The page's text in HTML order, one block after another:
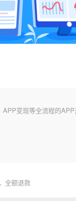
变现等全流程的APP
全额退款